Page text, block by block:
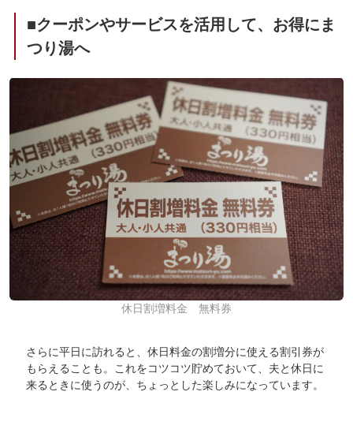
■クーポンやサービスを活用して、お得にま
つり湯へ
休日割増料金 無料券
さらに平日に訪れると、休日料金の割増分に使える割引券が
もらえることも。これをコツコツ貯めておいて、夫と休日に
来るときに使うのが、ちょっとした楽しみになっています。